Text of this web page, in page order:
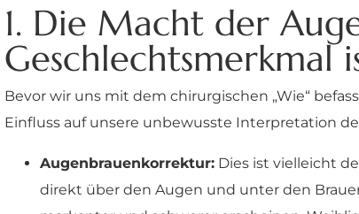
1. Die Macht der
Geschlechtsmerkmal
Bevor wir uns mit dem chirurgischen „Wie“
Einfluss auf unsere unbewusste Interpretation
Augenbrauenkorrektur: Dies ist vielleicht
direkt über den Augen und unter den